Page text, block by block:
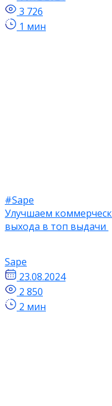
3 726
1 мин
#Sape
Улучшаем
выхода в топ выдачи
Sape
23.08.2024
2 850
2 мин